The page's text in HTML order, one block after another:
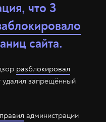
что 3
сайта.
разблокировал
удалил запрещённый
администрации